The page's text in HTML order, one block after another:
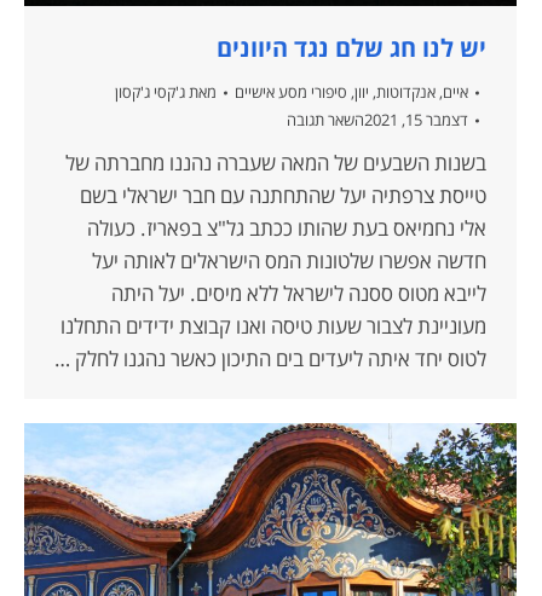
יש לנו חג שלם נגד היוונים
איים, אנקדוטות, יוון, סיפורי מסע אישיים מאתג'קסי ג'קסון
דצמבר 15, 2021
השאר תגובה
בשנות השבעים של המאה שעברה נהננו מחברתה של
טייסת צרפתיה יעל שהתחתנה עם חבר ישראלי בשם
אלי נחמיאס בעת שהותו ככתב גל"צ בפאריז. כעולה
חדשה אפשרו שלטונות המס הישראלים לאותה יעל
לייבא מטוס ססנה לישראל ללא מיסים. יעל היתה
מעוניינת לצבור שעות טיסה ואנו קבוצת ידידים התחלנו
לטוס יחד איתה ליעדים בים התיכון כאשר נהגנו לחלק …